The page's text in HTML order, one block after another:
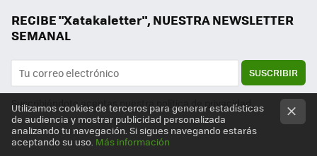
RECIBE "Xatakaletter", NUESTRA NEWSLETTER
SEMANAL
SUSCRIBIR
Suscribiéndote aceptas nuestra política de privacidad
Utilizamos cookies de terceros para generar estadísticas
de audiencia y mostrar publicidad personalizada
analizando tu navegación. Si sigues navegando estarás
aceptando su uso. Más información